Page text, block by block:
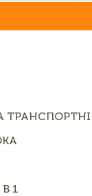
1